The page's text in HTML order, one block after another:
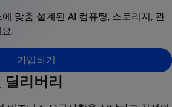
맞춤 설계된 AI 컴퓨팅, 스토리지, 관
.
가입하기
리버리